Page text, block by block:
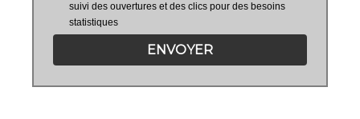
suivi des ouvertures et des clics pour des besoins
statistiques
ENVOYER